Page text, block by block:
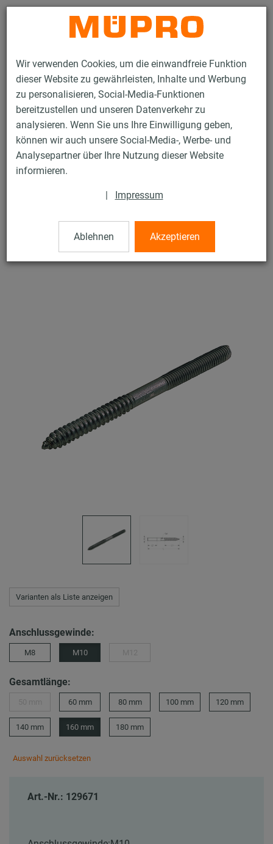
Wir verwenden Cookies, um die einwandfreie Funktion
dieser Website zu gewährleisten, Inhalte und Werbung
zu personalisieren, Social-Media-Funktionen
bereitzustellen und unseren Datenverkehr zu
analysieren. Wenn Sie uns Ihre Einwilligung geben,
können wir auch unsere Social-Media-, Werbe- und
Analysepartner über Ihre Nutzung dieser Website
informieren.
| Impressum
Ablehnen Akzeptieren
Kontakt
Produkte Befestigungstechnik
Edelstahlprodukte
Edelstahl-Montageteile
Stockschrauben
Stockschrauben
V2A Stockschraube, M10 x 160 mm
Varianten als Liste anzeigen
Anschlussgewinde:
M8 M10
Gesamtlänge:
60 mm 80 mm 100 mm 120 mm
140 mm 160 mm 180 mm
Auswahl zurücksetzen
Art.-Nr.: 129671